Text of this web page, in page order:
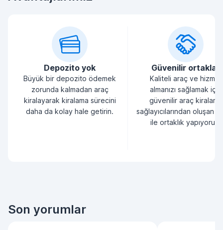
Depozito yok
Büyük bir depozito ödemek
zorunda kalmadan araç
kiralayarak kiralama sürecini
daha da kolay hale getirin.
Güvenilir ortaklar
Kaliteli araç ve hizmet
almanızı sağlamak için
güvenilir araç kiralama
sağlayıcılarından oluşan
ile ortaklık yapıyoruz.
Son yorumlar